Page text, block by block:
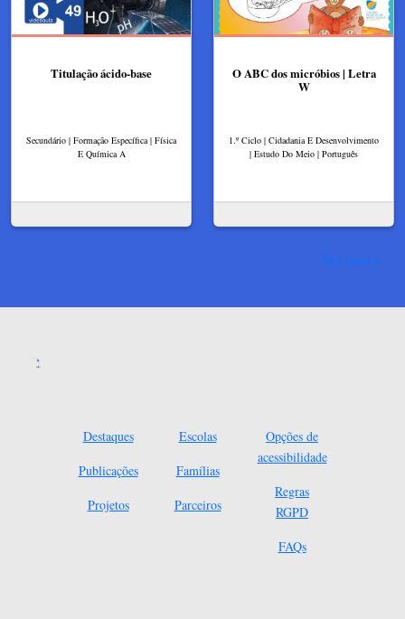
Titulação ácido-base
Secundário | Formação Específica | Física
E Química A
O ABC dos micróbios | Letra
W
1.º Ciclo | Cidadania E Desenvolvimento
| Estudo Do Meio | Português
Ver mais
Destaques
Publicações
Projetos
Escolas
Famílias
Parceiros
Opções de
acessibilidade
Regras
RGPD
FAQs